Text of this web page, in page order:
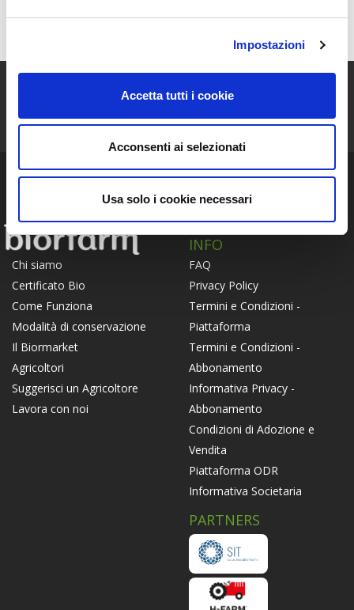
Impostazioni
Accetta tutti i cookie
Acconsenti ai selezionati
Usa solo i cookie necessari
ISCRIVITI ALLA NEWSLETTER
Resta aggiornato sulle storie e le novità della nostra Community!
Chi siamo
Certificato Bio
Come Funziona
Modalità di conservazione
Il Biormarket
Agricoltori
Suggerisci un Agricoltore
Lavora con noi
INFO
FAQ
Privacy Policy
Termini e Condizioni -
Piattaforma
Termini e Condizioni -
Abbonamento
Informativa Privacy -
Abbonamento
Condizioni di Adozione e
Vendita
Piattaforma ODR
Informativa Societaria
PARTNERS